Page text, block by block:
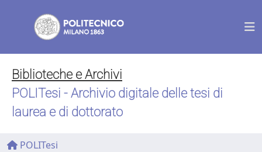
Biblioteche e Archivi
POLITesi - Archivio digitale delle tesi di
laurea e di dottorato
POLITesi